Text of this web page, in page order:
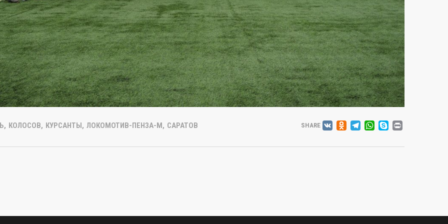
, КОЛОСОВ, КУРСАНТЫ, ЛОКОМОТИВ-ПЕНЗА-М, САРАТОВ SHARE VK TELEGRAM
SKYPE